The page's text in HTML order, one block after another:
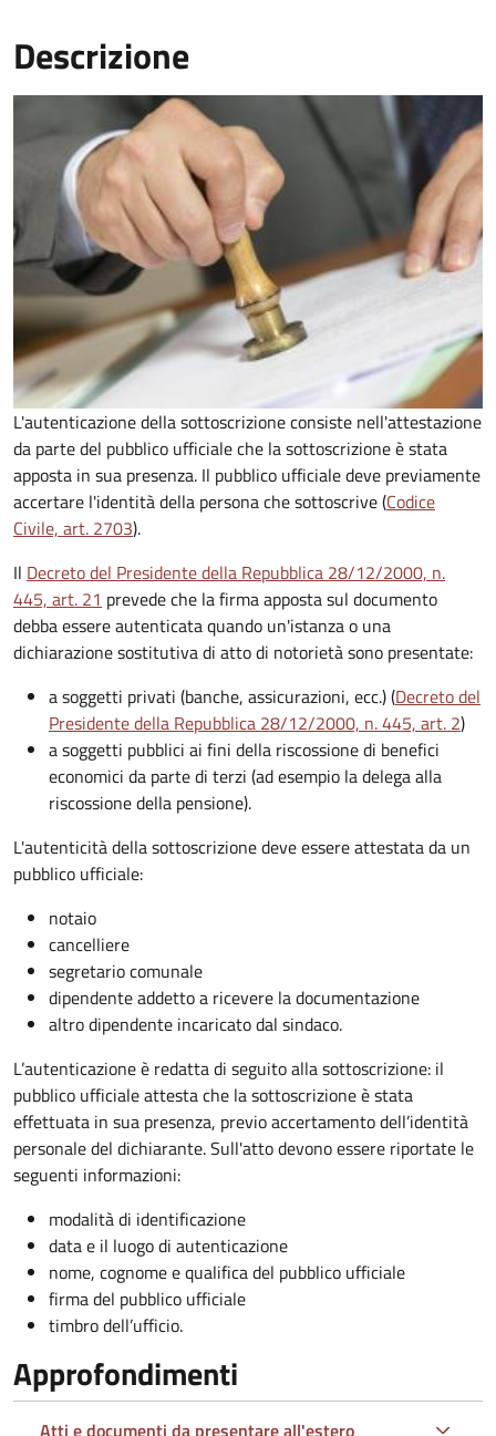
Descrizione
L'autenticazione della sottoscrizione consiste nell'attestazione
da parte del pubblico ufficiale che la sottoscrizione è stata
apposta in sua presenza. Il pubblico ufficiale deve previamente
accertare l'identità della persona che sottoscrive (Codice
Civile, art. 2703).
Il Decreto del Presidente della Repubblica 28/12/2000, n.
445, art. 21 prevede che la firma apposta sul documento
debba essere autenticata quando un'istanza o una
dichiarazione sostitutiva di atto di notorietà sono presentate:
a soggetti privati​​​​​ (banche, assicurazioni, ecc.) (Decreto del
Presidente della Repubblica 28/12/2000, n. 445, art. 2)
a soggetti pubblici ai fini della riscossione di benefici
economici da parte di terzi (ad esempio la delega alla
riscossione della pensione).
L'autenticità della sottoscrizione deve essere attestata da un
pubblico ufficiale:
notaio
cancelliere
segretario comunale
dipendente addetto a ricevere la documentazione
altro dipendente incaricato dal sindaco.
L’autenticazione è redatta di seguito alla sottoscrizione: il
pubblico ufficiale attesta che la sottoscrizione è stata
effettuata in sua presenza, previo accertamento dell’identità
personale del dichiarante. Sull'atto devono essere riportate le
seguenti informazioni:
modalità di identificazione
data e il luogo di autenticazione
nome, cognome e qualifica del pubblico ufficiale
firma del pubblico ufficiale
timbro dell’ufficio.
Approfondimenti
Atti e documenti da presentare all'estero